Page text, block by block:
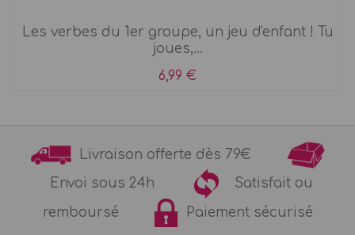
Les verbes du 1er groupe, un jeu d'enfant ! Tu
joues,...
6,99 €
Livraison offerte dès 79€
Envoi sous 24h
Satisfait ou
remboursé
Paiement sécurisé